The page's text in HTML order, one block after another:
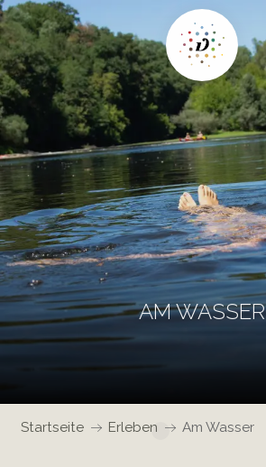
AM WASSER
Startseite Erleben Am Wasser